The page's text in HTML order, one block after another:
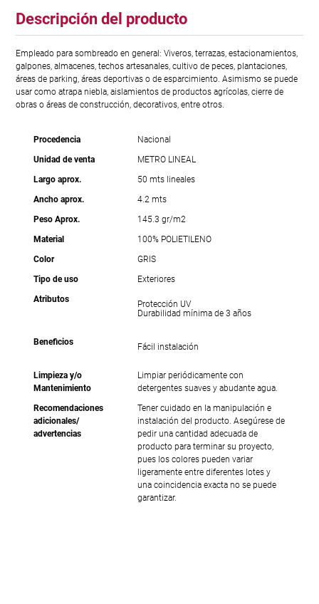
Descripción del producto
Empleado para sombreado en general: Viveros, terrazas, estacionamientos,
galpones, almacenes, techos artesanales, cultivo de peces, plantaciones,
áreas de parking, áreas deportivas o de esparcimiento. Asimismo se puede
usar como atrapa niebla, aislamientos de productos agrícolas, cierre de
obras o áreas de construcción, decorativos, entre otros.
Procedencia
Nacional
Unidad de venta
METRO LINEAL
Largo aprox.
50 mts lineales
Ancho aprox.
4.2 mts
Peso Aprox.
145.3 gr/m2
Material
100% POLIETILENO
Color
GRIS
Tipo de uso
Exteriores
Atributos
Protección UV
Durabilidad mínima de 3 años
Beneficios Fácil instalación
Limpieza y/o
Mantenimiento
Limpiar periódicamente con
detergentes suaves y abudante agua.
Recomendaciones
adicionales/
advertencias
Tener cuidado en la manipulación e
instalación del producto. Asegúrese de
pedir una cantidad adecuada de
producto para terminar su proyecto,
pues los colores pueden variar
ligeramente entre diferentes lotes y
una coincidencia exacta no se puede
garantizar.